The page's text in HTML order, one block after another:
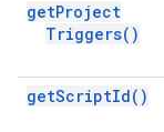
getProject
Triggers( )
getScriptId( )